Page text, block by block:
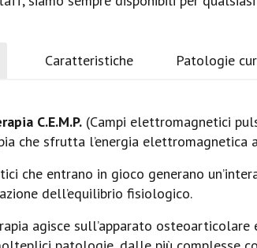
Caratteristiche Patologie
C.E.M.P. (Campi elettromagnetici
che sfrutta l’energia elettromagnetica
che entrano in gioco generano
dell’equilibrio fisiologico.
agisce sull’apparato